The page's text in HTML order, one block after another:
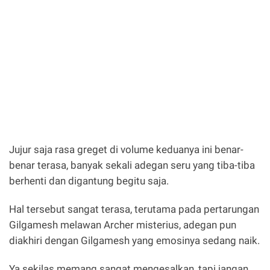
Jujur saja rasa greget di volume keduanya ini benar-
benar terasa, banyak sekali adegan seru yang tiba-tiba
berhenti dan digantung begitu saja.
Hal tersebut sangat terasa, terutama pada pertarungan
Gilgamesh melawan Archer misterius, adegan pun
diakhiri dengan Gilgamesh yang emosinya sedang naik.